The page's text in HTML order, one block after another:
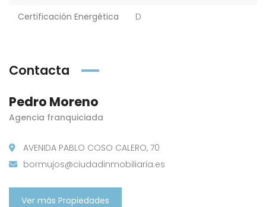
Certificación Energética
D
Contacta
Pedro Moreno
Agencia franquiciada
AVENIDA PABLO COSO CALERO, 70
bormujos@ciudadinmobiliaria.es
Ver más Propiedades